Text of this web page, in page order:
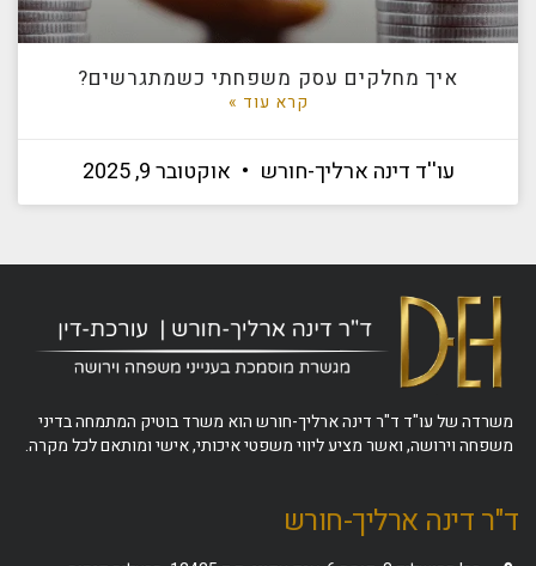
איך מחלקים עסק משפחתי כשמתגרשים?
קרא עוד »
עו''ד דינה ארליך-חורש אוקטובר 9, 2025
משרדה של עו"ד ד"ר דינה ארליך-חורש הוא משרד בוטיק המתמחה בדיני
משפחה וירושה, ואשר מציע ליווי משפטי איכותי, אישי ומותאם לכל מקרה.
ד"ר דינה ארליך-חורש